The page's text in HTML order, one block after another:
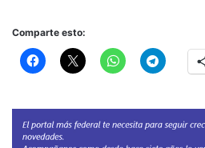
Comparte esto: